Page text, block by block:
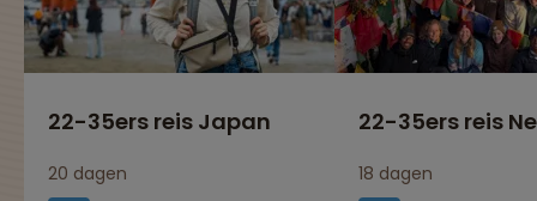
22-35ers reis Japan
20 dagen
22-35ers reis
18 dagen